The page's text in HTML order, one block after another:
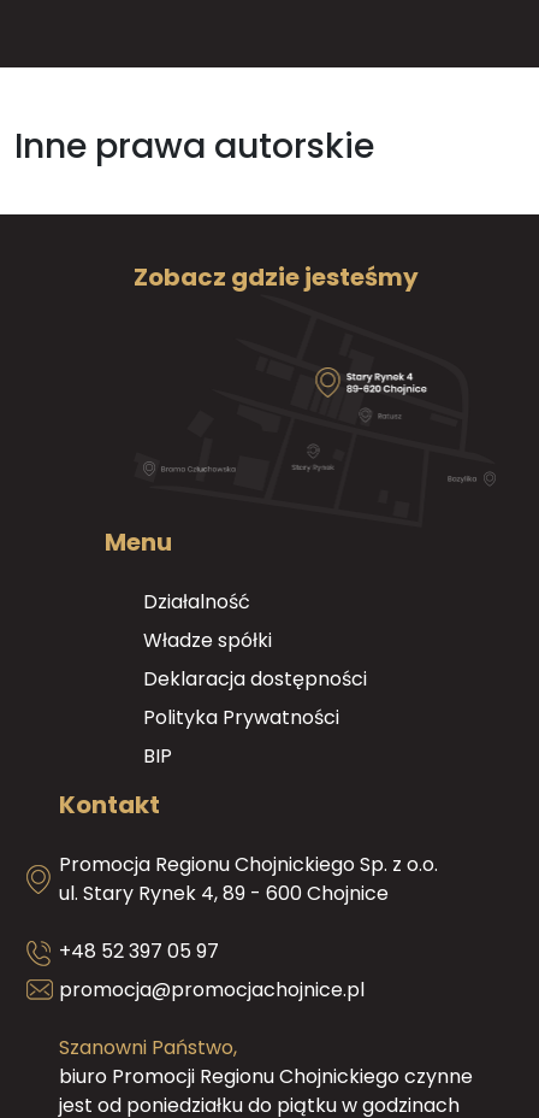
Inne prawa autorskie
Zobacz gdzie jesteśmy
Menu
Działalność
Władze spółki
Deklaracja dostępności
Polityka Prywatności
BIP
Kontakt
Promocja Regionu Chojnickiego Sp. z o.o.
ul. Stary Rynek 4, 89 - 600 Chojnice
+48 52 397 05 97
promocja@promocjachojnice.pl
Szanowni Państwo,
biuro Promocji Regionu Chojnickiego czynne
jest od poniedziałku do piątku w godzinach